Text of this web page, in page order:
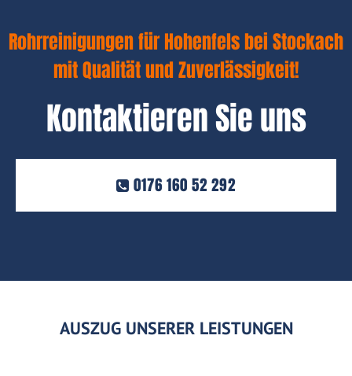
Rohrreinigungen für Hohenfels bei Stockach
mit Qualität und Zuverlässigkeit!
Kontaktieren Sie uns
0176 160 52 292
AUSZUG UNSERER LEISTUNGEN